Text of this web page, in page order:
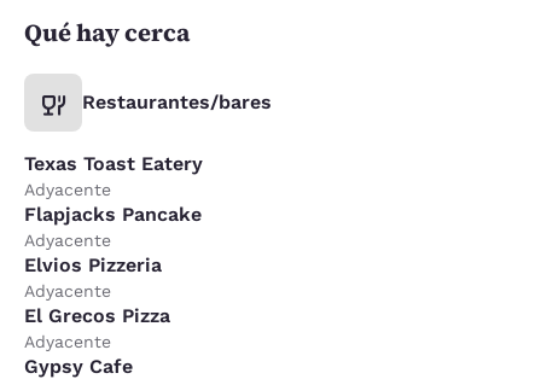
Qué hay cerca
Restaurantes/bares
Texas Toast Eatery
Adyacente
Flapjacks Pancake
Adyacente
Elvios Pizzeria
Adyacente
El Grecos Pizza
Adyacente
Gypsy Cafe